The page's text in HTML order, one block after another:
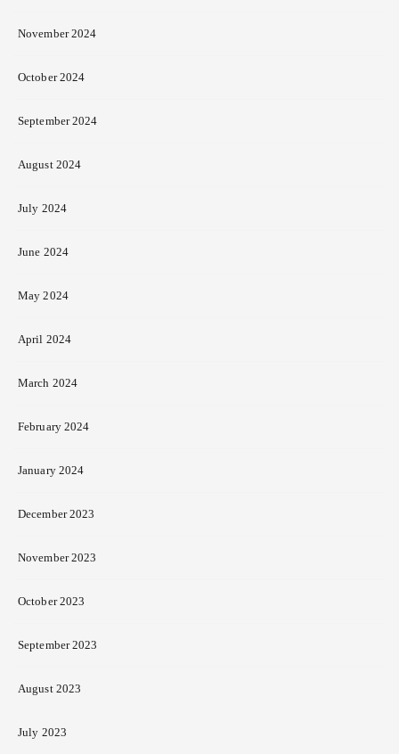
November 2024
October 2024
September 2024
August 2024
July 2024
June 2024
May 2024
April 2024
March 2024
February 2024
January 2024
December 2023
November 2023
October 2023
September 2023
August 2023
July 2023